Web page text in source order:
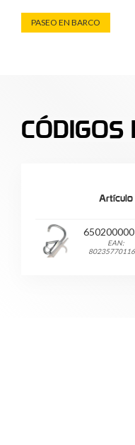
PASEO EN BARCO
CÓDIGOS
Artículo
EAN: